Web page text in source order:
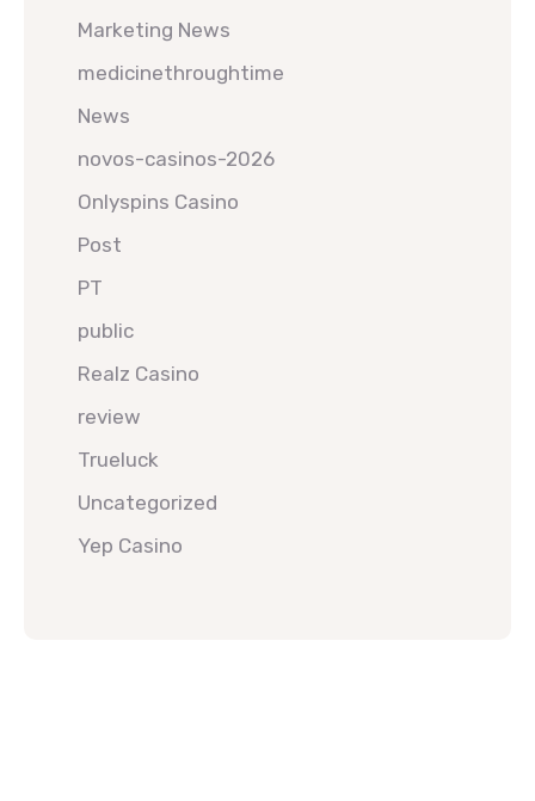
Marketing News
medicinethroughtime
News
novos-casinos-2026
Onlyspins Casino
Post
PT
public
Realz Casino
review
Trueluck
Uncategorized
Yep Casino